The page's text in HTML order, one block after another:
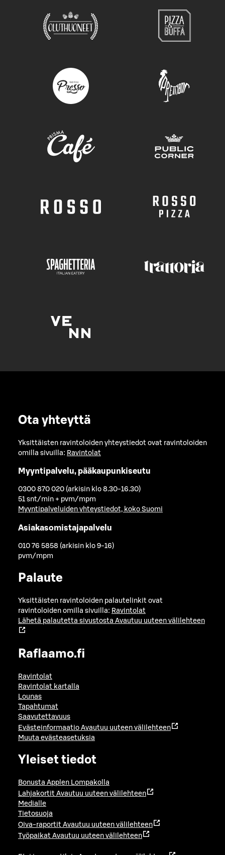
Ota yhteyttä
Yksittäisten ravintoloiden yhteystiedot ovat ravintoloiden
omilla sivuilla: Ravintolat
Myyntipalvelu, pääkaupunkiseutu
0300 870 020 (arkisin klo 8.30-16.30)
51 snt/min + pvm/mpm
Myyntipalveluiden yhteystiedot, koko Suomi
Asiakasomistajapalvelu
010 76 5858 (arkisin klo 9-16)
pvm/mpm
Palaute
Yksittäisten ravintoloiden palautelinkit ovat
ravintoloiden omilla sivuilla: Ravintolat
Lähetä palautetta sivustosta Avautuu uuteen välilehteen
Raflaamo.fi
Ravintolat
Ravintolat kartalla
Lounas
Tapahtumat
Saavutettavuus
Evästeinformaatio Avautuu uuteen välilehteen
Muuta evästeasetuksia
Yleiset tiedot
Bonusta Applen Lompakolla
Lahjakortit Avautuu uuteen välilehteen
Medialle
Tietosuoja
Oiva-raportit Avautuu uuteen välilehteen
Työpaikat Avautuu uuteen välilehteen